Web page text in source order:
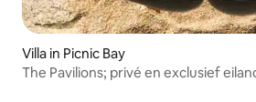
Villa in Picnic Bay
The Pavilions; privé en exclusief